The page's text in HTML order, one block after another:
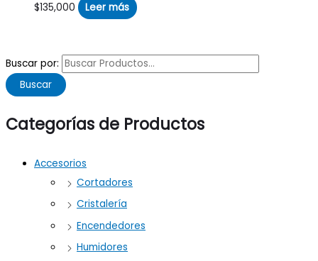
$135,000 Leer más
Buscar por:
Buscar
Categorías de Productos
Accesorios
Cortadores
Cristalería
Encendedores
Humidores